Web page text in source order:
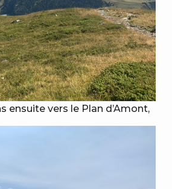
ensuite vers le Plan d’Amont,